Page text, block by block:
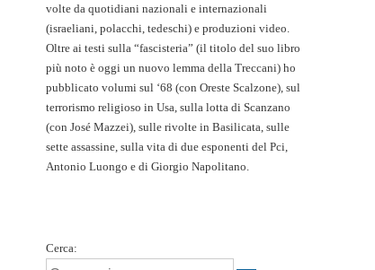
volte da quotidiani nazionali e internazionali
(israeliani, polacchi, tedeschi) e produzioni video.
Oltre ai testi sulla “fascisteria” (il titolo del suo libro
più noto è oggi un nuovo lemma della Treccani) ho
pubblicato volumi sul ‘68 (con Oreste Scalzone), sul
terrorismo religioso in Usa, sulla lotta di Scanzano
(con José Mazzei), sulle rivolte in Basilicata, sulle
sette assassine, sulla vita di due esponenti del Pci,
Antonio Luongo e di Giorgio Napolitano.
Cerca: